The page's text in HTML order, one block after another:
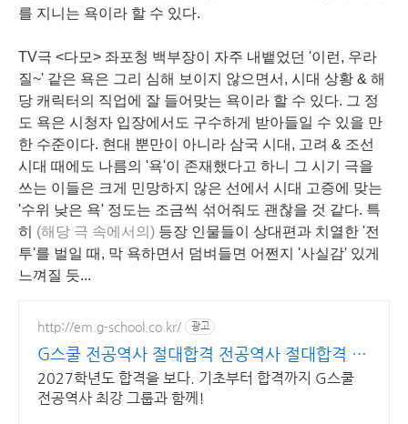
를 지니는 욕이라 할 수 있다.
TV극 <다모> 좌포청 백부장이 자주 내뱉었던 '이런, 우라
질~' 같은 욕은 그리 심해 보이지 않으면서, 시대 상황 & 해
당 캐릭터의 직업에 잘 들어맞는 욕이라 할 수 있다. 그 정
도 욕은 시청자 입장에서도 구수하게 받아들일 수 있을 만
한 수준이다. 현대 뿐만이 아니라 삼국 시대, 고려 & 조선
시대 때에도 나름의 '욕'이 존재했다고 하니 그 시기 극을
쓰는 이들은 크게 민망하지 않은 선에서 시대 고증에 맞는
'수위 낮은 욕' 정도는 조금씩 섞어줘도 괜찮을 것 같다. 특
히 (해당 극 속에서의) 등장 인물들이 상대편과 치열한 '전
투'를 벌일 때, 막 욕하면서 덤벼들면 어쩐지 '사실감' 있게
느껴질 듯...
http://em.g-school.co.kr/ 광고
G스쿨 전공역사 절대합격 전공역사 절대합격 G
스쿨
2027학년도 합격을 보다. 기초부터 합격까지 G스쿨
전공역사 최강 그룹과 함께!